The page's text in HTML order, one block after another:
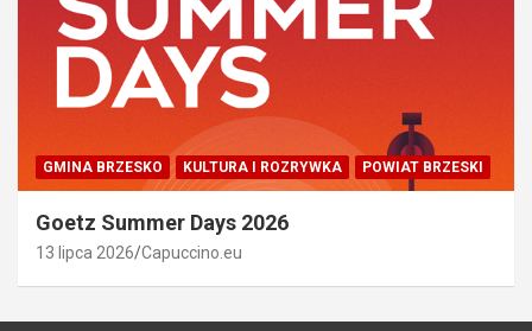
GMINA BRZESKO KULTURA I ROZRYWKA POWIAT BRZESKI
Goetz Summer Days 2026
13 lipca 2026 Capuccino.eu